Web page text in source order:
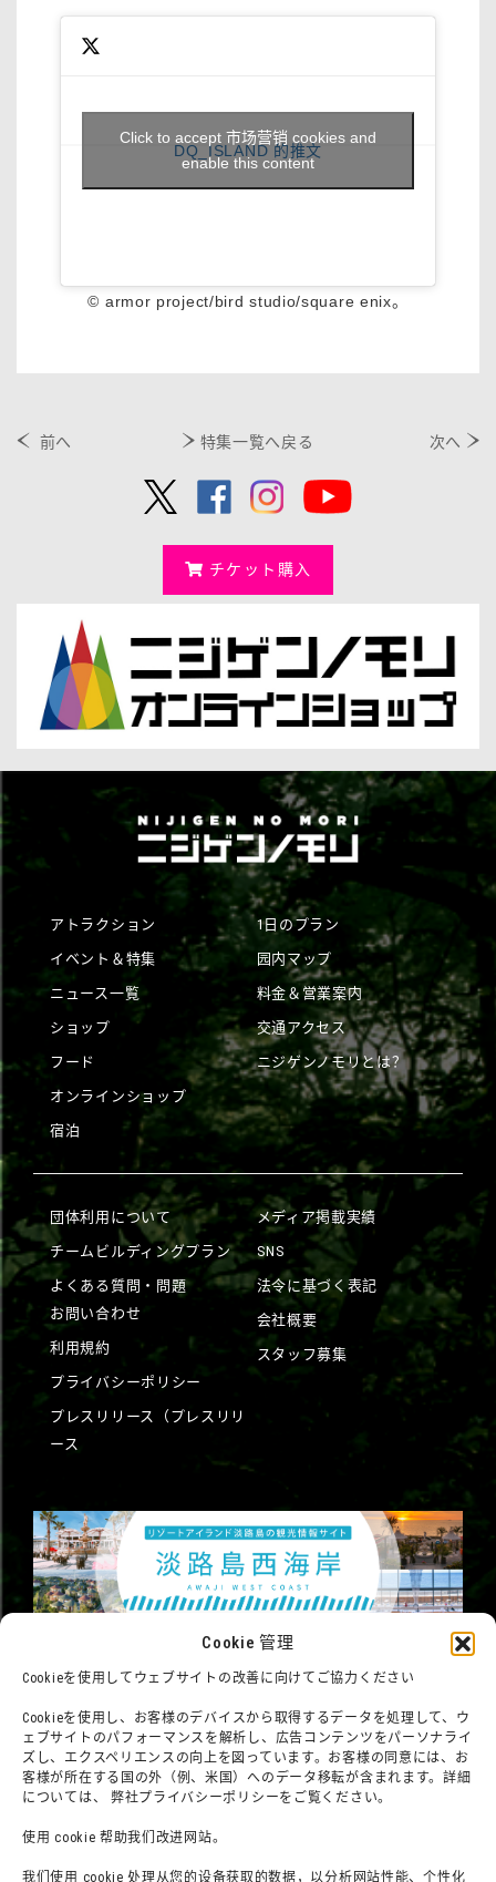
Cookie 管理
Cookieを使用してウェブサイトの改善に向けてご協力ください
Cookieを使用し、お客様のデバイスから取得するデータを処理して、ウ
ェブサイトのパフォーマンスを解析し、広告コンテンツをパーソナライ
ズし、エクスペリエンスの向上を図っています。お客様の同意には、お
客様が所在する国の外（例、米国）へのデータ移転が含まれます。詳細
については、 弊社プライバシーポリシーをご覧ください。
使用 cookie 帮助我们改进网站。
我们使用 cookie 处理从您的设备获取的数据，以分析网站性能、个性化
DQ_ISLAND 的推文
Click to accept 市场营销 cookies and
enable this content
© armor project/bird studio/square enix。
前へ 特集一覧へ戻る 次へ
チケット購入
アトラクション
イベント＆特集
ニュース一覧
ショップ
フード
オンラインショップ
宿泊
1日のプラン
园内マップ
料金＆営業案内
交通アクセス
ニジゲンノモリとは？
団体利用について
チームビルディングプラン
よくある質問・問題
お問い合わせ
利用規約
プライバシーポリシー
プレスリリース（プレスリリ
ース
メディア掲載実績
SNS
法令に基づく表記
会社概要
スタッフ募集
©臼井仪人／双叶社・SHIN-EI・朝日电视台・ADK